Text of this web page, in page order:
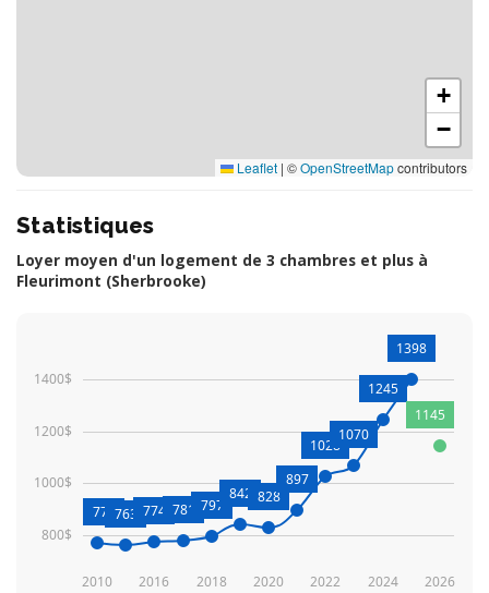
+
−
Leaflet | ©OpenStreetMapcontributors
Statistiques
Loyer moyen d'un logement de 3 chambres et plus à
Fleurimont (Sherbrooke)
2010 2016 2018 2020 2022 2024 2026
800$
1000$
1200$
1400$
771763 774 781 797
842 828
897
1028
1070
1245
1398
1145